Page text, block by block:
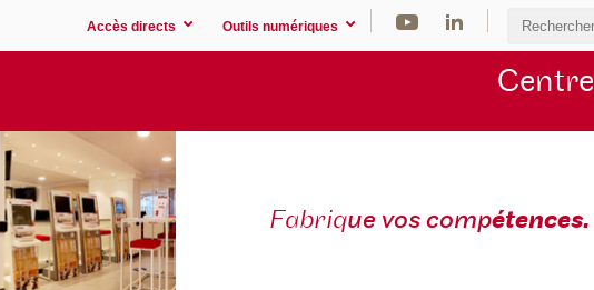
Accès directs Outils numériques
Centre
Fabrique vos compétences.